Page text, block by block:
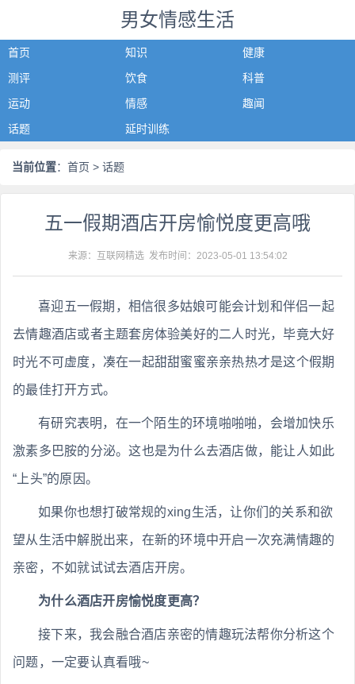
男女情感生活
首页 知识
健康
测评
饮食
科普
运动
情感
趣闻
话题
延时训练
当前位置： 首页 > 话题
五一假期酒店开房愉悦度更高哦
来源：互联网精选 发布时间： 2023-05-01 13:54:02
喜迎五一假期，相信很多姑娘可能会计划和伴侣一起
去情趣酒店或者主题套房体验美好的二人时光，毕竟大好
时光不可虚度，凑在一起甜甜蜜蜜亲亲热热才是这个假期
的最佳打开方式。
有研究表明，在一个陌生的环境啪啪啪，会增加快乐
激素多巴胺的分泌。这也是为什么去酒店做，能让人如此
“上头”的原因。
如果你也想打破常规的xing生活，让你们的关系和欲
望从生活中解脱出来，在新的环境中开启一次充满情趣的
亲密，不如就试试去酒店开房。
为什么酒店开房愉悦度更高？
接下来，我会融合酒店亲密的情趣玩法帮你分析这个
问题，一定要认真看哦~